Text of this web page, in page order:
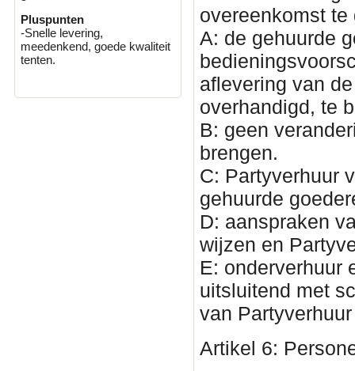
Pluspunten
-Snelle levering,
meedenkend, goede kwaliteit
tenten.
overeenkomst
A: de gehuurde
aflevering van
overhandigd, te
B: geen
brengen.
C: Partyverhuur
gehuurde
D: aanspraken
wijzen en
E: onderverhuur
uitsluitend met
van
Artikel 6: